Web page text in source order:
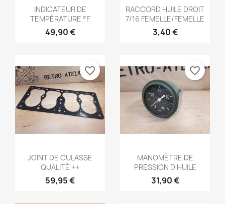
Aperçu rapide
INDICATEUR DE
TEMPÉRATURE °F
49,90 €
Aperçu rapide
RACCORD HUILE DROIT
7/16 FEMELLE/FEMELLE
3,40 €
Aperçu rapide
JOINT DE CULASSE
QUALITÉ ++
59,95 €
favorite_border
Aperçu rapide
MANOMÈTRE DE
PRESSION D'HUILE
31,90 €
favorite_border